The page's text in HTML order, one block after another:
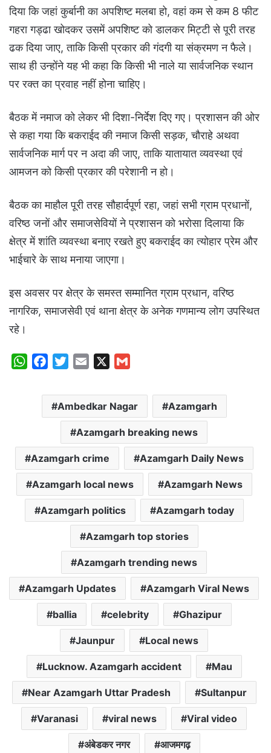
दिया कि जहां कुर्बानी का अपशिष्ट मलबा हो, वहां कम से कम 8 फीट
गहरा गड्ढा खोदकर उसमें अपशिष्ट को डालकर मिट्टी से पूरी तरह
ढक दिया जाए, ताकि किसी प्रकार की गंदगी या संक्रमण न फैले।
साथ ही उन्होंने यह भी कहा कि किसी भी नाले या सार्वजनिक स्थान
पर रक्त का प्रवाह नहीं होना चाहिए।
बैठक में नमाज को लेकर भी दिशा-निर्देश दिए गए। प्रशासन की ओर
से कहा गया कि बकराईद की नमाज किसी सड़क, चौराहे अथवा
सार्वजनिक मार्ग पर न अदा की जाए, ताकि यातायात व्यवस्था एवं
आमजन को किसी प्रकार की परेशानी न हो।
बैठक का माहौल पूरी तरह सौहार्दपूर्ण रहा, जहां सभी ग्राम प्रधानों,
वरिष्ठ जनों और समाजसेवियों ने प्रशासन को भरोसा दिलाया कि
क्षेत्र में शांति व्यवस्था बनाए रखते हुए बकराईद का त्योहार प्रेम और
भाईचारे के साथ मनाया जाएगा।
इस अवसर पर क्षेत्र के समस्त सम्मानित ग्राम प्रधान, वरिष्ठ
नागरिक, समाजसेवी एवं थाना क्षेत्र के अनेक गणमान्य लोग उपस्थित
रहे।
W
p
p
c
e
o
k
i
t
t
e
r
a
i
l
a
i
l
Ambedkar Nagar Azamgarh
Azamgarh breaking news
Azamgarh crime Azamgarh Daily News
Azamgarh local news Azamgarh News
Azamgarh politics Azamgarh today
Azamgarh top stories
Azamgarh trending news
Azamgarh Updates Azamgarh Viral News
ballia celebrity Ghazipur
Jaunpur Local news
Lucknow. Azamgarh accident Mau
Near Azamgarh Uttar Pradesh Sultanpur
Varanasi viral news Viral video
अंबेडकर नगर आजमगढ़